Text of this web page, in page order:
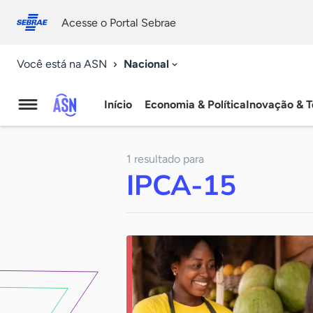
conosco
Acesse o Portal Sebrae
Você está na ASN Nacional
Agência
Notícias
Início Economia & PolíticaInovação &
1 resultado para
IPCA-15